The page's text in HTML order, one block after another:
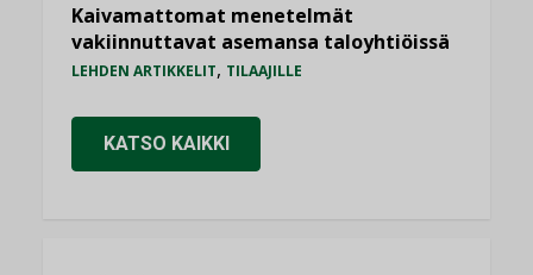
Kaivamattomat menetelmät
vakiinnuttavat asemansa taloyhtiöissä
LEHDEN ARTIKKELIT, TILAAJILLE
KATSO KAIKKI